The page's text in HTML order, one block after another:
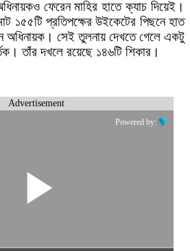
ফেরেন মাহির হাতে ক্যাচ দিয়েই।
১৫৫টি প্রতিপক্ষের উইকেটের পিছনে হাত
অধিনায়ক। সেই তুলনায় দেখতে গেলে একটু
তাঁর দখলে রয়েছে ১৪৬টি শিকার।
Advertisement
Powered by: